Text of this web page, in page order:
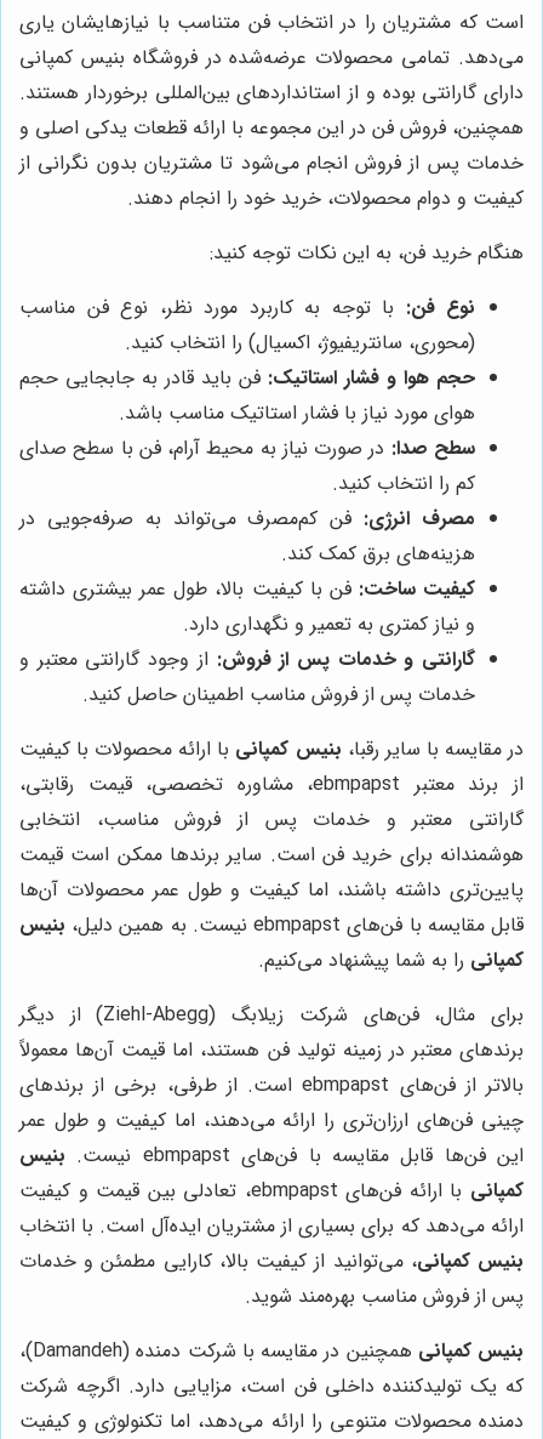
است که مشتریان را در انتخاب فن متناسب با نیازهایشان یاری
می‌دهد. تمامی محصولات عرضه‌شده در فروشگاه بنیس کمپانی
دارای گارانتی بوده و از استانداردهای بین‌المللی برخوردار هستند.
همچنین، فروش فن در این مجموعه با ارائه قطعات یدکی اصلی و
خدمات پس از فروش انجام می‌شود تا مشتریان بدون نگرانی از
کیفیت و دوام محصولات، خرید خود را انجام دهند.
هنگام خرید فن، به این نکات توجه کنید:
نوع فن: با توجه به کاربرد مورد نظر، نوع فن مناسب
(محوری، سانتریفیوژ، اکسیال) را انتخاب کنید.
حجم هوا و فشار استاتیک: فن باید قادر به جابجایی حجم
هوای مورد نیاز با فشار استاتیک مناسب باشد.
سطح صدا: در صورت نیاز به محیط آرام، فن با سطح صدای
کم را انتخاب کنید.
مصرف انرژی: فن کم‌مصرف می‌تواند به صرفه‌جویی در
هزینه‌های برق کمک کند.
کیفیت ساخت: فن با کیفیت بالا، طول عمر بیشتری داشته
و نیاز کمتری به تعمیر و نگهداری دارد.
گارانتی و خدمات پس از فروش: از وجود گارانتی معتبر و
خدمات پس از فروش مناسب اطمینان حاصل کنید.
در مقایسه با سایر رقبا، بنیس کمپانی با ارائه محصولات با کیفیت
از برند معتبر ebmpapst، مشاوره تخصصی، قیمت رقابتی،
گارانتی معتبر و خدمات پس از فروش مناسب، انتخابی
هوشمندانه برای خرید فن است. سایر برندها ممکن است قیمت
پایین‌تری داشته باشند، اما کیفیت و طول عمر محصولات آن‌ها
قابل مقایسه با فن‌های ebmpapst نیست. به همین دلیل،
بنیس
کمپانی را به شما پیشنهاد می‌کنیم.
برای مثال، فن‌های شرکت زیلابگ (Ziehl-Abegg) از دیگر
برندهای معتبر در زمینه تولید فن هستند، اما قیمت آن‌ها معمولاً
بالاتر از فن‌های ebmpapst است. از طرفی، برخی از برندهای
چینی فن‌های ارزان‌تری را ارائه می‌دهند، اما کیفیت و طول عمر
این فن‌ها قابل مقایسه با فن‌های ebmpapst نیست.
بنیس
کمپانی
با ارائه فن‌های ebmpapst، تعادلی بین قیمت و کیفیت
ارائه می‌دهد که برای بسیاری از مشتریان ایده‌آل است. با انتخاب
بنیس کمپانی، می‌توانید از کیفیت بالا، کارایی مطمئن و خدمات
پس از فروش مناسب بهره‌مند شوید.
بنیس کمپانی
همچنین در مقایسه با شرکت دمنده (Damandeh)،
که یک تولیدکننده داخلی فن است، مزایایی دارد. اگرچه شرکت
دمنده محصولات متنوعی را ارائه می‌دهد، اما تکنولوژی و کیفیت